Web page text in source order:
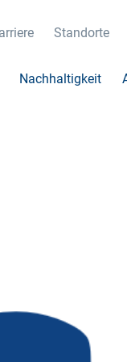
Standorte
Nachhaltigkeit